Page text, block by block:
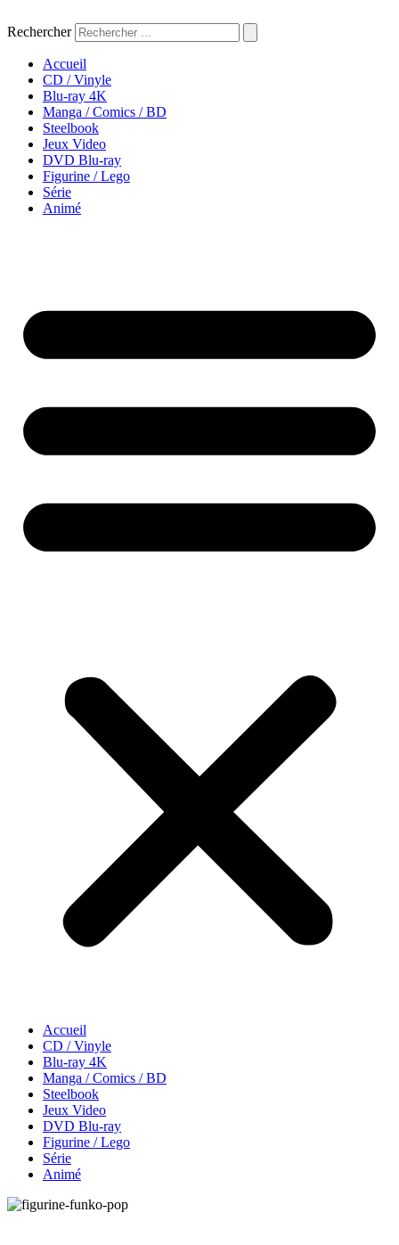
au
Rechercher
Accueil
CD / Vinyle
Blu-ray 4K
Manga / Comics / BD
Steelbook
Jeux Video
DVD Blu-ray
Figurine / Lego
Série
Animé
Accueil
CD / Vinyle
Blu-ray 4K
Manga / Comics / BD
Steelbook
Jeux Video
DVD Blu-ray
Figurine / Lego
Série
Animé